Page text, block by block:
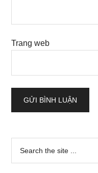
Trang web
Sidebar
chính